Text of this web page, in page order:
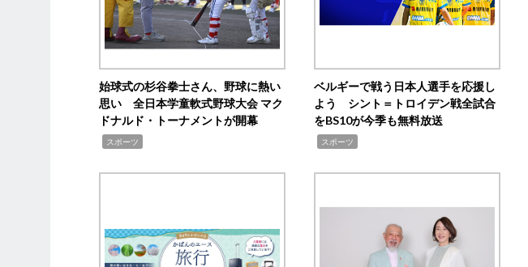
始球式の杉谷拳士さん、野球に熱い
思い 全日本学童軟式野球大会 マク
ドナルド・トーナメントが開幕
スポーツ
ベルギーで戦う日本人選手を応援し
よう シント＝トロイデン戦全試合
をBS10が今季も無料放送
スポーツ